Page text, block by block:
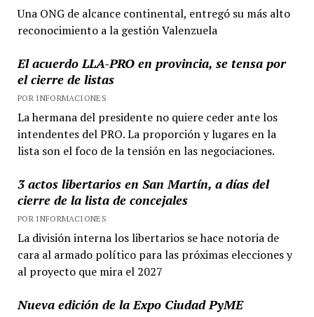
Una ONG de alcance continental, entregó su más alto
reconocimiento a la gestión Valenzuela
El acuerdo LLA-PRO en provincia, se tensa por
el cierre de listas
POR INFORMACIONES
La hermana del presidente no quiere ceder ante los
intendentes del PRO. La proporción y lugares en la
lista son el foco de la tensión en las negociaciones.
3 actos libertarios en San Martín, a días del
cierre de la lista de concejales
POR INFORMACIONES
La división interna los libertarios se hace notoria de
cara al armado político para las próximas elecciones y
al proyecto que mira el 2027
Nueva edición de la Expo Ciudad PyME